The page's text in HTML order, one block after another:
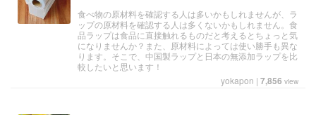
食べ物の原材料を確認する人は多いかもしれませんが、ラ
ップの原材料を確認する人は多くないかもしれません。食
品ラップは食品に直接触れるものだと考えるとちょっと気
になりませんか？また、原材料によっては使い勝手も異な
ります。そこで、中国製ラップと日本の無添加ラップを比
較したいと思います！
yokapon | 7,856 view